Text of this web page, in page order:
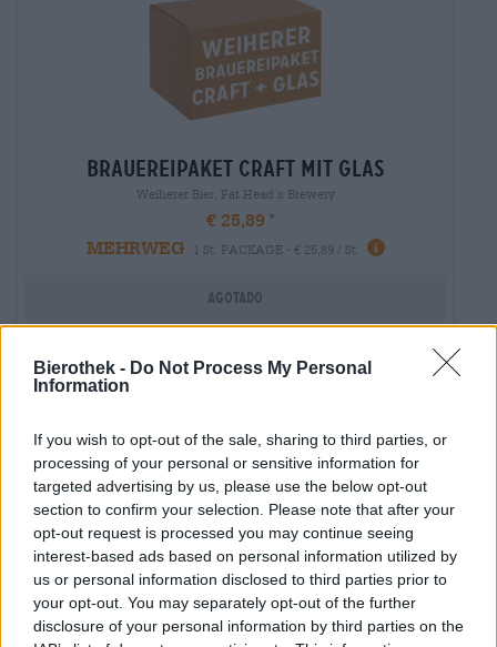
Bierothek - Do Not Process My Personal
Information
If you wish to opt-out of the sale, sharing to third parties, or
processing of your personal or sensitive information for
targeted advertising by us, please use the below opt-out
section to confirm your selection. Please note that after your
opt-out request is processed you may continue seeing
interest-based ads based on personal information utilized by
us or personal information disclosed to third parties prior to
your opt-out. You may separately opt-out of the further
disclosure of your personal information by third parties on the
brauereipaket craft mit glas
Weiherer Bier, Fat Head´s Brewery
€ 25,89
MEHRWEG
1 St. PACKAGE - € 25,89 / St.
Agotado